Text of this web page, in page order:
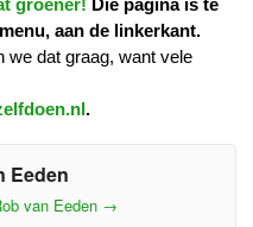
groener! Die pagina is te
aan de linkerkant.
we dat graag, want vele
.
Eeden
van Eeden →